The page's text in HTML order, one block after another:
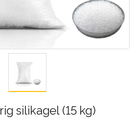
silikagel (15 kg)